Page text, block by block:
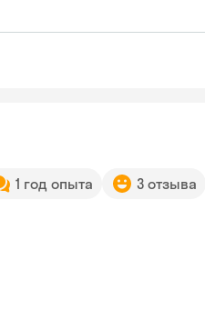
1 год опыта 3 отзыва